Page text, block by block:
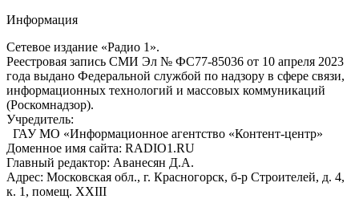
Информация
Сетевое издание «Радио 1».
Реестровая запись СМИ Эл № ФС77-85036 от 10 апреля 2023
года выдано Федеральной службой по надзору в сфере связи,
информационных технологий и массовых коммуникаций
(Роскомнадзор).
Учредитель:
ГАУ МО «Информационное агентство «Контент-центр»
Доменное имя сайта: RADIO1.RU
Главный редактор: Аванесян Д.А.
Адрес: Московская обл., г. Красногорск, б-р Строителей, д. 4,
к. 1, помещ. XXIII